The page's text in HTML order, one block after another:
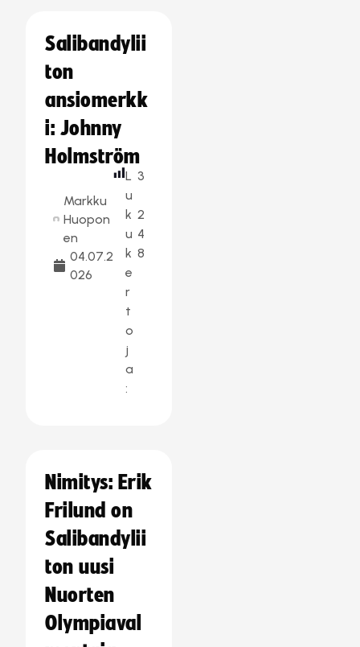
Salibandylii
ton
ansiomerkk
i: Johnny
Holmström
Markku
Huopon
en
04.07.2
026
L
u
k
u
k
e
r
t
o
j
a
:
3
2
4
8
Nimitys: Erik
Frilund on
Salibandylii
ton uusi
Nuorten
Olympiaval